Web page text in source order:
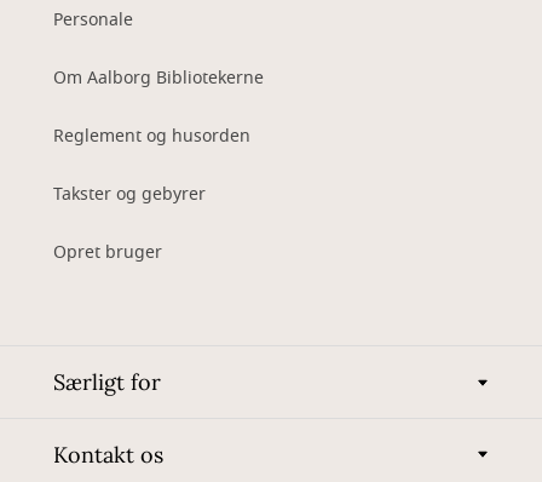
Personale
Om Aalborg Bibliotekerne
Reglement og husorden
Takster og gebyrer
Opret bruger
Særligt for
Kontakt os